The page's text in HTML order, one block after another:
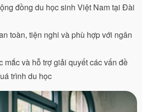
đồng du học sinh Việt Nam tại Đài
toàn, tiện nghi và phù hợp với ngân
mắc và hỗ trợ giải quyết các vấn đề
trình du học